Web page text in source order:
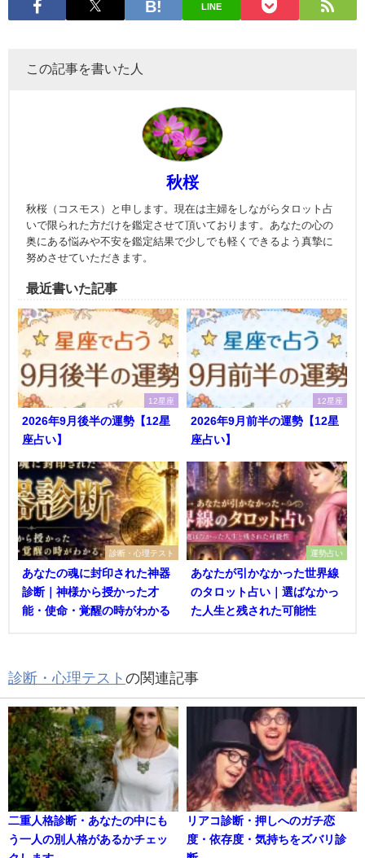
LINE
この記事を書いた人
秋桜
秋桜（コスモス）と申します。現在は主婦をしながらタロット占
いで限られた方だけを鑑定させて頂いております。あなたの心の
奥にある悩みや不安を鑑定結果で少しでも軽くできるよう真摯に
努めさせていただきます。
最近書いた記事
12星座
2026年9月後半の運勢【12星
座占い】
12星座
2026年9月前半の運勢【12星
座占い】
診断・心理テスト
あなたの魂に封印された神器
診断｜神様から授かった才
能・使命・覚醒の時がわかる
運勢占い
あなたが引かなかった世界線
のタロット占い｜選ばなかっ
た人生と残された可能性
診断・心理テスト の関連記事
二重人格診断・あなたの中にも
う一人の別人格があるかチェッ
リアコ診断・押しへのガチ恋
度・依存度・気持ちをズバリ診